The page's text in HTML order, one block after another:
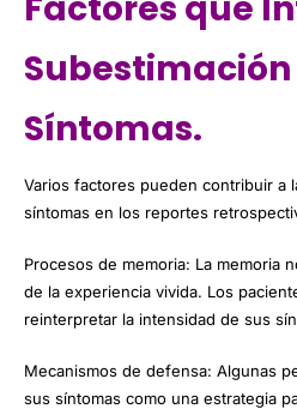
Factores que
Subestimación
Síntomas.
Varios factores pueden contribuir a
síntomas en los reportes
Procesos de memoria: La memoria
de la experiencia vivida. Los
reinterpretar la intensidad de sus
Mecanismos de defensa: Algunas
sus síntomas como una estrategia